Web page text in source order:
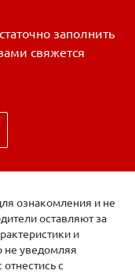
заполнить
свяжется
ознакомления и не
оставляют за
и
не уведомляя
с